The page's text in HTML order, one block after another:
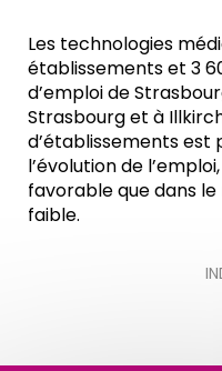
Les technologies
établissements et 3
d’emploi de
Strasbourg et à
d’établissements
l’évolution de
favorable que dans
faible.